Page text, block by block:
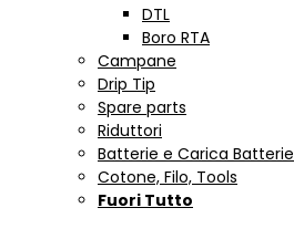
DTL
Boro RTA
Campane
Drip Tip
Spare parts
Riduttori
Batterie e Carica Batterie
Cotone, Filo, Tools
Fuori Tutto